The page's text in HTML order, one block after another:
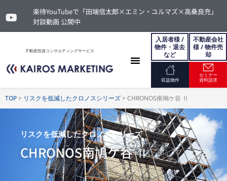
楽待YouTubeで「田端信太郎×エミン・ユルマズ×高桑良充」
対談動画 公開中
不動産投資コンサルティングサービス
入居者様 /
物件・退去
など
不動産会社
様 / 物件売
却
収益物件
セミナー
資料請求
TOP> リスクを低減したクロノスシリーズ> CHRONOS南鳩ケ谷 Ⅱ
リスクを低減したクロノスシリーズ
CHRONOS南鳩ケ谷 Ⅱ